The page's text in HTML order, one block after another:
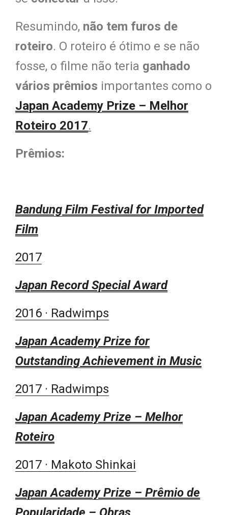
Resumindo, não tem furos de
roteiro. O roteiro é ótimo e se não
fosse, o filme não teria ganhado
vários prêmios importantes como o
Japan Academy Prize – Melhor
Roteiro 2017.
Prêmios:
Bandung Film Festival for Imported
Film
2017
Japan Record Special Award
2016 · Radwimps
Japan Academy Prize for
Outstanding Achievement in Music
2017 · Radwimps
Japan Academy Prize – Melhor
Roteiro
2017 · Makoto Shinkai
Japan Academy Prize – Prêmio de